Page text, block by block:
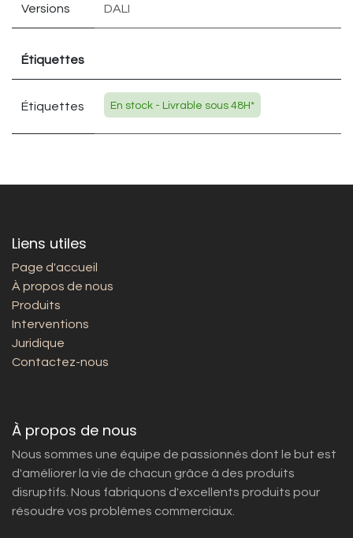
Versions DALI
Étiquettes
Étiquettes En stock - Livrable sous 48H*
Liens utiles
Page d'accueil
À propos de nous
Produits
Interventions
Juridique
Contactez-nous
À propos de nous
Nous sommes une équipe de passionnés dont le but est
d'améliorer la vie de chacun grâce à des produits
disruptifs. Nous fabriquons d'excellents produits pour
résoudre vos problèmes commerciaux.